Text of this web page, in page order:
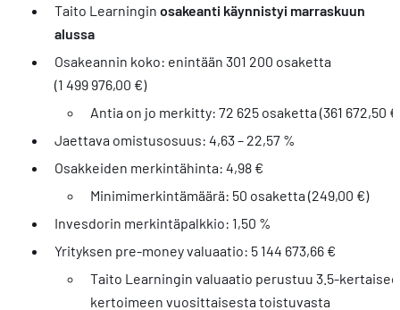
Taito Learningin osakeanti käynnistyi marraskuun
alussa
Osakeannin koko: enintään 301 200 osaketta
(1 499 976,00 €)
Antia on jo merkitty: 72 625 osaketta (361 672,50
Jaettava omistusosuus: 4,63 – 22,57 %
Osakkeiden merkintähinta: 4,98 €
Minimimerkintämäärä: 50 osaketta (249,00 €)
Invesdorin merkintäpalkkio: 1,50 %
Yrityksen pre-money valuaatio: 5 144 673,66 €
Taito Learningin valuaatio perustuu 3.5-
kertoimeen vuosittaisesta toistuvasta